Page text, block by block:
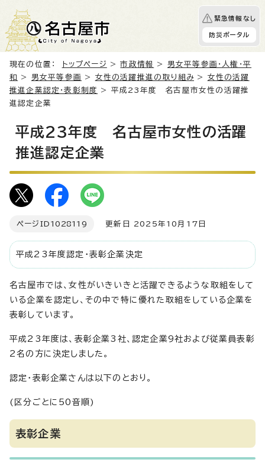
緊急情報なし
防災ポータル
現在の位置： トップページ >市政情報 > 男女平等参画・人権・平
和
> 男女平等参画 > 女性の活躍推進の取り組み > 女性の活躍
推進企業認定・表彰制度
> 平成23年度 名古屋市女性の活躍推
進認定企業
平成23年度 名古屋市女性の活躍
推進認定企業
ページID 1028119 更新日 2025年10月17日
平成23年度認定・表彰企業決定
名古屋市では、女性がいきいきと活躍できるような取組をして
いる企業を認定し、その中で特に優れた取組をしている企業を
表彰しています。
平成23年度は、表彰企業3社、認定企業9社および従業員表彰
2名の方に決定しました。
認定・表彰企業さんは以下のとおり。
(区分ごとに50音順)
表彰企業